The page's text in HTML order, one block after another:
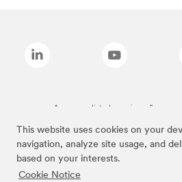
This website uses cookies on your
navigation, analyze site usage, and
based on your interests.
Cookie Notice
As marcas listadas a cima são